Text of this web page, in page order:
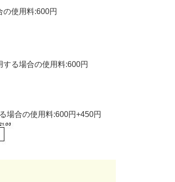
使用料:600円
る場合の使用料:600円
合の使用料:600円+450円